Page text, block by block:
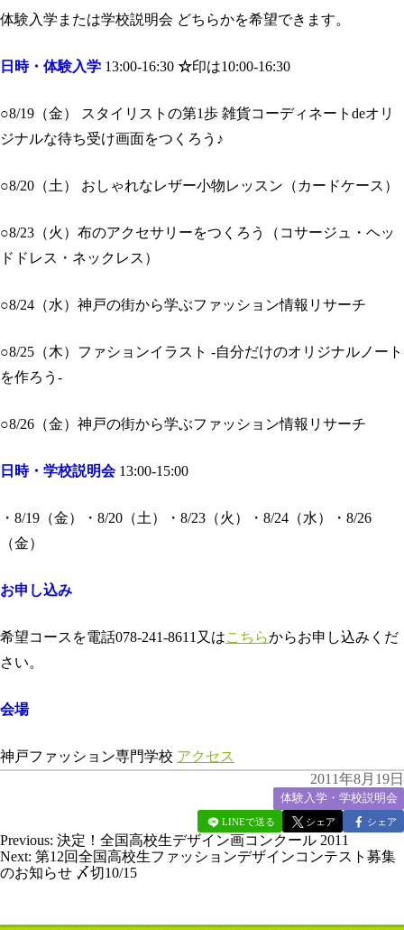
体験入学または学校説明会 どちらかを希望できます。
日時・体験入学 13:00-16:30 ☆印は10:00-16:30
○8/19（金） スタイリストの第1歩 雑貨コーディネートdeオリ
ジナルな待ち受け画面をつくろう♪
○8/20（土） おしゃれなレザー小物レッスン（カードケース）
○8/23（火）布のアクセサリーをつくろう（コサージュ・ヘッ
ドドレス・ネックレス）
○8/24（水）神戸の街から学ぶファッション情報リサーチ
○8/25（木）ファションイラスト -自分だけのオリジナルノート
を作ろう-
○8/26（金）神戸の街から学ぶファッション情報リサーチ
日時・学校説明会 13:00-15:00
・8/19（金）・8/20（土）・8/23（火）・8/24（水）・8/26
（金）
お申し込み
希望コースを電話078-241-8611又はこちらからお申し込みくだ
さい。
会場
神戸ファッション専門学校 アクセス
2011年8月19日
体験入学・学校説明会
LINEで送る シェア シェア
Previous: 決定！全国高校生デザイン画コンクール 2011
Next: 第12回全国高校生ファッションデザインコンテスト募集
のお知らせ 〆切10/15